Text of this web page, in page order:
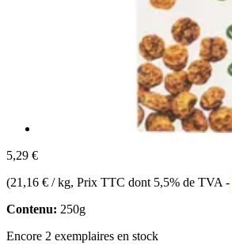
5,29 €
(21,16 € / kg, Prix TTC dont 5,5% de TVA -
Contenu: 250g
Encore 2 exemplaires en stock